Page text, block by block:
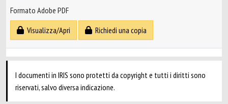
Formato Adobe PDF
Visualizza/Apri
Richiedi una copia
I documenti in IRIS sono protetti da copyright e tutti i diritti sono
riservati, salvo diversa indicazione.